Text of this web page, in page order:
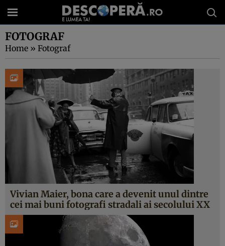
FOTOGRAF
Home » Fotograf
Vivian Maier, bona care a devenit unul dintre
cei mai buni fotografi stradali ai secolului XX